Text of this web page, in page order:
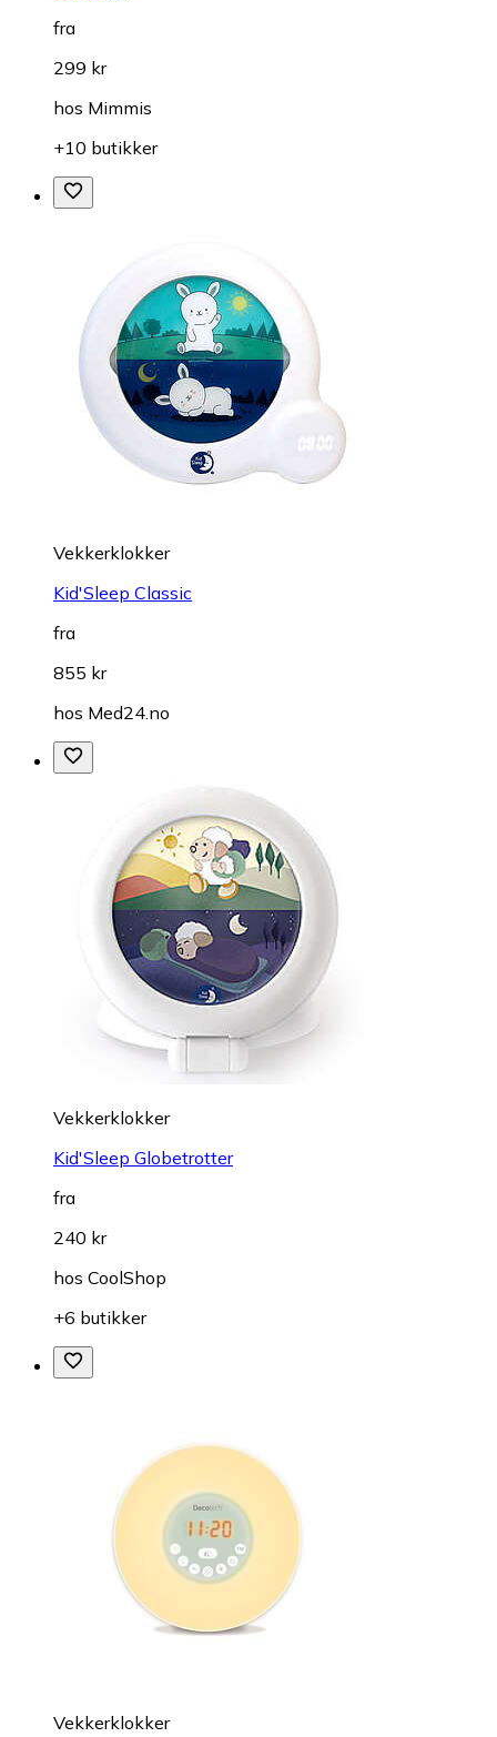
fra
299 kr
hos Mimmis
+10 butikker
Vekkerklokker
Kid'Sleep Classic
fra
855 kr
hos Med24.no
Vekkerklokker
Kid'Sleep Globetrotter
fra
240 kr
hos CoolShop
+6 butikker
Vekkerklokker